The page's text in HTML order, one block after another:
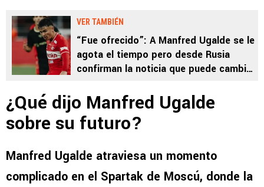
VER TAMBIÉN
“Fue ofrecido”: A Manfred Ugalde se le
agota el tiempo pero desde Rusia
confirman la noticia que puede cambiar
¿Qué dijo Manfred Ugalde
sobre su futuro?
Manfred Ugalde atraviesa un momento
complicado en el Spartak de Moscú, donde la